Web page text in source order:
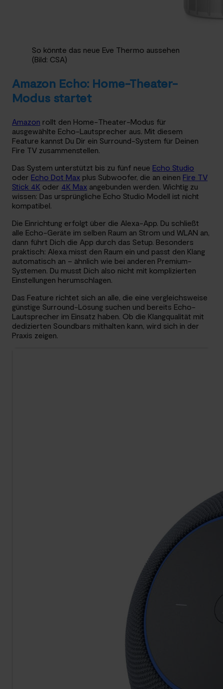
So könnte das neue Eve Thermo aussehen
(Bild: CSA)
Amazon Echo: Home-Theater-
Modus startet
Amazon rollt den Home-Theater-Modus für
ausgewählte Echo-Lautsprecher aus. Mit diesem
Feature kannst Du Dir ein Surround-System für Deinen
Fire TV zusammenstellen.
Das System unterstützt bis zu fünf neue Echo Studio
oder Echo Dot Max plus Subwoofer, die an einen Fire TV
Stick 4K oder 4K Max angebunden werden. Wichtig zu
wissen: Das ursprüngliche Echo Studio Modell ist nicht
kompatibel.
Die Einrichtung erfolgt über die Alexa-App. Du schließt
alle Echo-Geräte im selben Raum an Strom und WLAN an,
dann führt Dich die App durch das Setup. Besonders
praktisch: Alexa misst den Raum ein und passt den Klang
automatisch an – ähnlich wie bei anderen Premium-
Systemen. Du musst Dich also nicht mit komplizierten
Einstellungen herumschlagen.
Das Feature richtet sich an alle, die eine vergleichsweise
günstige Surround-Lösung suchen und bereits Echo-
Lautsprecher im Einsatz haben. Ob die Klangqualität mit
dedizierten Soundbars mithalten kann, wird sich in der
Praxis zeigen.